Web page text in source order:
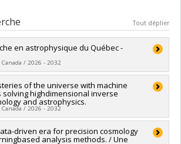
:M. Sc.
dans Papyrus
Tout déplier
en astrophysique du Québec -
/ 2026 - 2032
:David Lafrenière
Doyon,Nicole St-Louis,Paul
Hlavacek-Larrondo,Patrick Dufour
Yashar Hezaveh,Laurence Perreault-
Luc Bacon,Kenneth J Ragan,Victoria Kaspi
,Matthew Dobbs, tracy Webb,Lorne
of the universe with machine
highdimensional inverse
and astrophysics.
/ 2026 - 2032
:Laurence Perreault-Levasseur
:CRSNG/Conseil de recherches en
driven era for precision cosmology
analysis methods. / Une